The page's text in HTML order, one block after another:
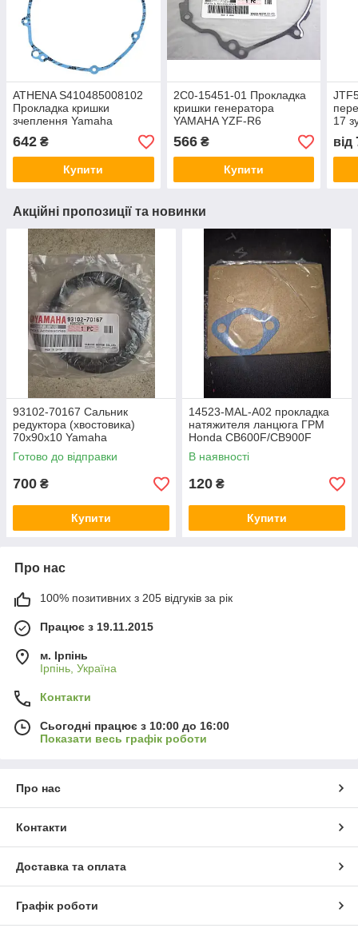
ATHENA S410485008102
Прокладка кришки
зчеплення Yamaha
FZ1,Yamaha YZF-R1,
Yamaha FZ8
642 ₴
Купити
2C0-15451-01 Прокладка
кришки генератора
YAMAHA YZF-R6
566₴
Купити
17
від
Акційні пропозиції та новинки
93102-70167 Сальник
редуктора (хвостовика)
70x90x10 Yamaha
FJR1300,V-Max 1200, Virago
1100/750,BT1100 Bulldog,
XJ650 / XJ900
Готово до відправки
700 ₴
Купити
14523-MAL-A02 прокладка
натяжителя ланцюга ГРМ
Honda CB600F/CB900F
Hornet, CBR600RR, Honda
CBR-900RR,CBR-1100RR,
XL-1000V Varadero
В наявності
120 ₴
Купити
Про нас
100% позитивних з 205 відгуків за рік
Працює з 19.11.2015
м. Ірпінь
Ірпінь, Україна
Контакти
Сьогодні працює з 10:00 до 16:00
Показати весь графік роботи
Про нас
Контакти
Доставка та оплата
Графік роботи